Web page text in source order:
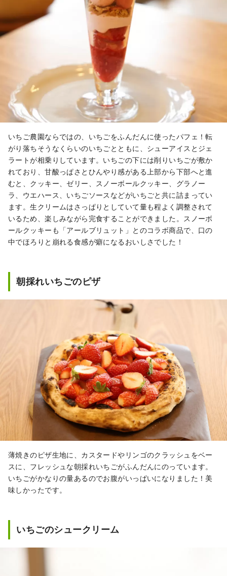
いちご農園ならではの、いちごをふんだんに使ったパフェ！転
がり落ちそうなくらいのいちごとともに、シューアイスとジェ
ラートが相乗りしています。いちごの下には削りいちごが敷か
れており、甘酸っぱさとひんやり感がある上部から下部へと進
むと、クッキー、ゼリー、スノーボールクッキー、グラノー
ラ、ウエハース、いちごソースなどがいちごと共に詰まってい
ます。生クリームはさっぱりとしていて量も程よく調整されて
いるため、楽しみながら完食することができました。スノーボ
ールクッキーも「アールブリュット」とのコラボ商品で、口の
中でほろりと崩れる食感が癖になるおいしさでした！
朝採れいちごのピザ
薄焼きのピザ生地に、カスタードやリンゴのクラッシュをベー
スに、フレッシュな朝採れいちごがふんだんにのっています。
いちごがかなりの量あるのでお腹がいっぱいになりました！美
味しかったです。
いちごのシュークリーム